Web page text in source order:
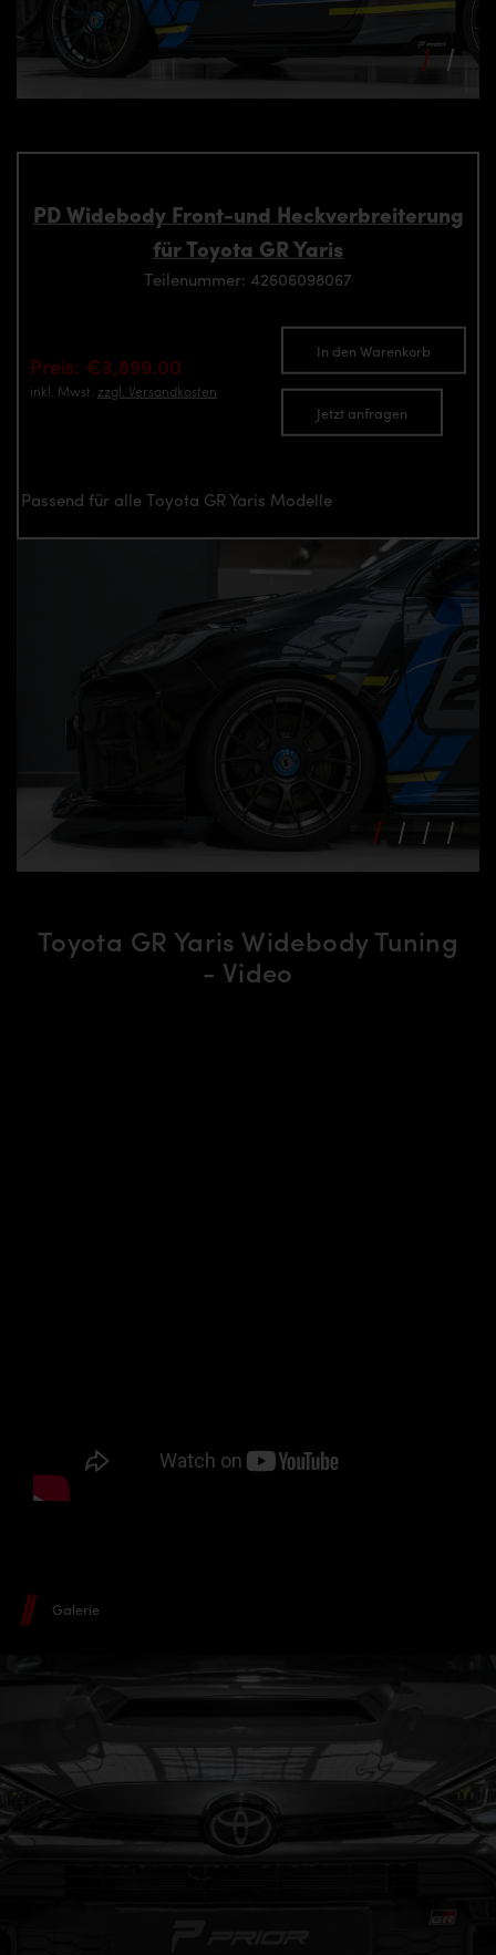
PD Widebody Front-und Heckverbreiterung
für Toyota GR Yaris
Teilenummer: 42606098067
Preis: €3,899.00
inkl. Mwst. zzgl. Versandkosten
In den Warenkorb
Jetzt anfragen
Passend für alle Toyota GR Yaris Modelle
Toyota GR Yaris Widebody Tuning
- Video
Galerie